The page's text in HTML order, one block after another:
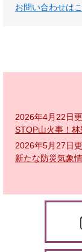
お問い合わせは
2026年4月22日
STOP山火事！
2026年5月27日
新たな防災気象